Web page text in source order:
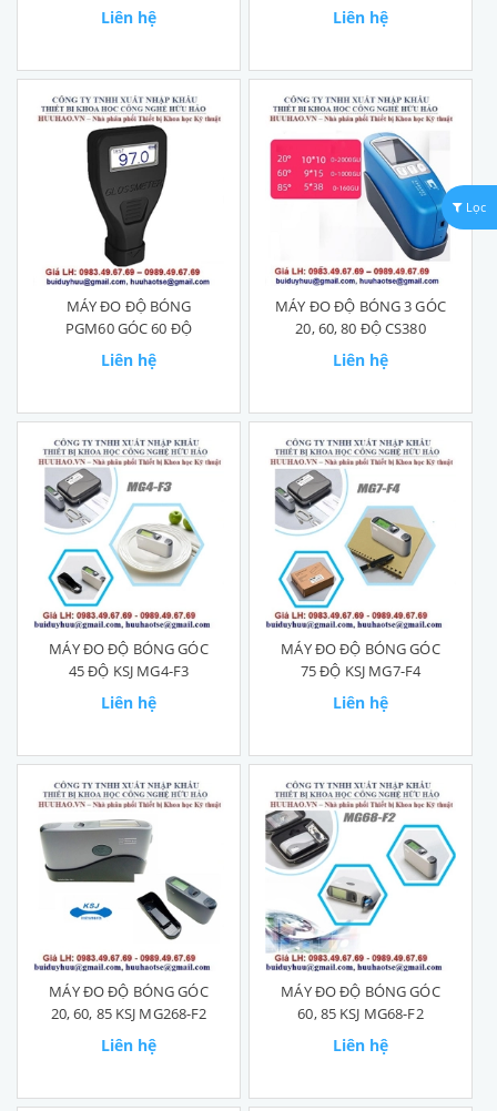
Liên hệ Liên hệ
MÁY ĐO ĐỘ BÓNG
PGM60 GÓC 60 ĐỘ
Liên hệ
MÁY ĐO ĐỘ BÓNG 3 GÓC
20, 60, 80 ĐỘ CS380
Liên hệ
MÁY ĐO ĐỘ BÓNG GÓC
45 ĐỘ KSJ MG4-F3
Liên hệ
MÁY ĐO ĐỘ BÓNG GÓC
75 ĐỘ KSJ MG7-F4
Liên hệ
MÁY ĐO ĐỘ BÓNG GÓC
20, 60, 85 KSJ MG268-F2
Liên hệ
MÁY ĐO ĐỘ BÓNG GÓC
60, 85 KSJ MG68-F2
Liên hệ
Lọc